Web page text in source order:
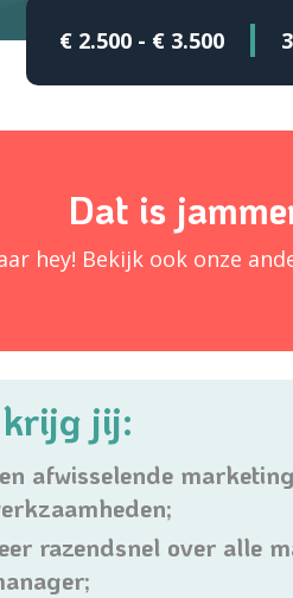
€ 2.500 - € 3.500
Dat is
hey! Bekijk ook onze
jij:
afwisselende
razendsnel over alle